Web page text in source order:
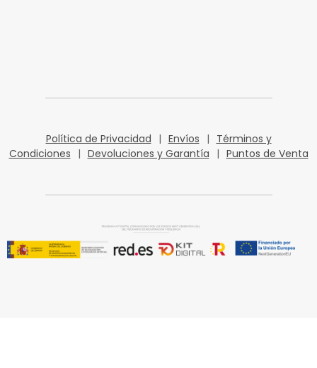
Política de Privacidad | Envíos | Términos y
Condiciones | Devoluciones y Garantía | Puntos de Venta